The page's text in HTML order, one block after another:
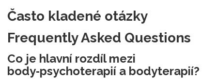
Často kladené otázky
Frequently Asked Questions
Co je hlavní rozdíl mezi
body‑psychoterapií a bodyterapií?